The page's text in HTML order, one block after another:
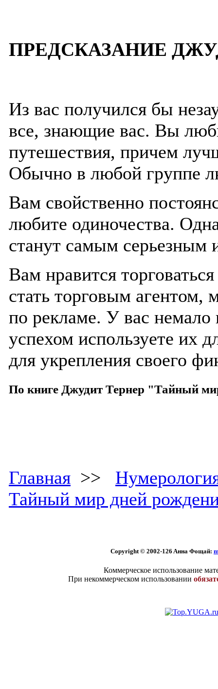
ПРЕДСКАЗАНИЕ
Из вас получился бы
все, знающие вас. Вы
путешествия, причем
Обычно в любой группе
Вам свойственно
любите одиночества.
станут самым
Вам нравится
стать торговым агентом,
по рекламе. У вас
успехом используете их
для укрепления своего
По книге Джудит Тернер "Тайный
Главная >>
Тайный мир дней
Copyright © 2002-126 Aннa Фoщaй:
Коммерческое использование
При некоммерческом использовании